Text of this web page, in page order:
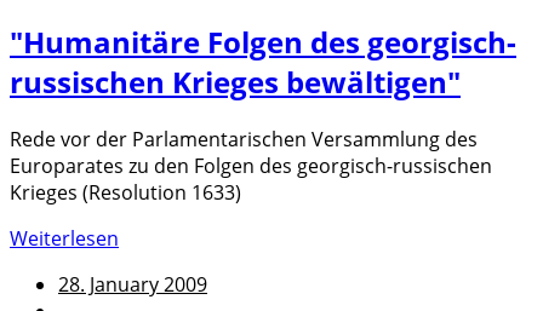
"Humanitäre Folgen des georgisch-
russischen Krieges bewältigen"
Rede vor der Parlamentarischen Versammlung des
Europarates zu den Folgen des georgisch-russischen
Krieges (Resolution 1633)
Weiterlesen
28. January 2009